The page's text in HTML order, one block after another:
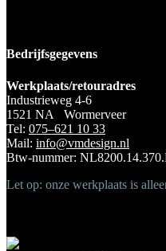
Bedrijfsgegevens
Werkplaats/retouradres
Industrieweg 4-6
1521 NA Wormerveer
Tel: 075–621 10 33
Mail: info@vmdesign.nl
Btw-nummer:
Let op: onze werkplaats is